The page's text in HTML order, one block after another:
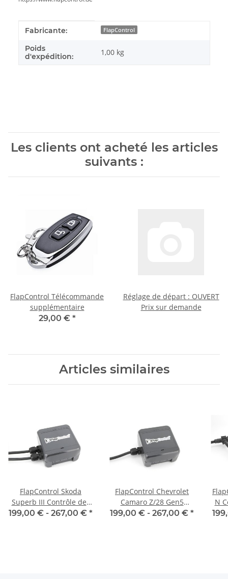
#productDetails.itemInformation#
#productDetails.itemValue#
Fabricante: FlapControl
Poids
d'expédition:
1,00 kg
Les clients ont acheté les articles
suivants :
FlapControl Télécommande
supplémentaire
29,00 € *
Réglage de départ : OUVERT
Prix sur demande
Articles similaires
FlapControl Skoda
Superb III Contrôle des
clapets d'échappement
199,00 € - 267,00 € *
FlapControl Chevrolet
Camaro Z/28 Gen5
Contrôle des clapets
199,00 € - 267,00 € *
N